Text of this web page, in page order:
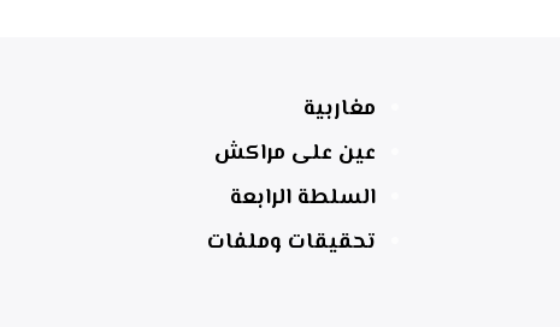
مغاربية
عين على مراكش
السلطة الرابعة
تحقيقات وملفات